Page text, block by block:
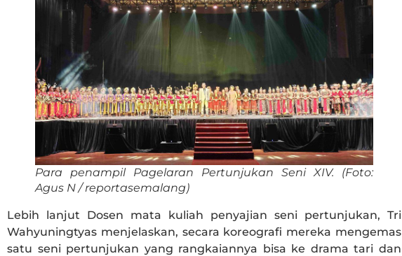
Para penampil Pagelaran Pertunjukan Seni XIV. (Foto:
Agus N / reportasemalang)
Lebih lanjut Dosen mata kuliah penyajian seni pertunjukan, Tri
Wahyuningtyas menjelaskan, secara koreografi mereka mengemas
satu seni pertunjukan yang rangkaiannya bisa ke drama tari dan